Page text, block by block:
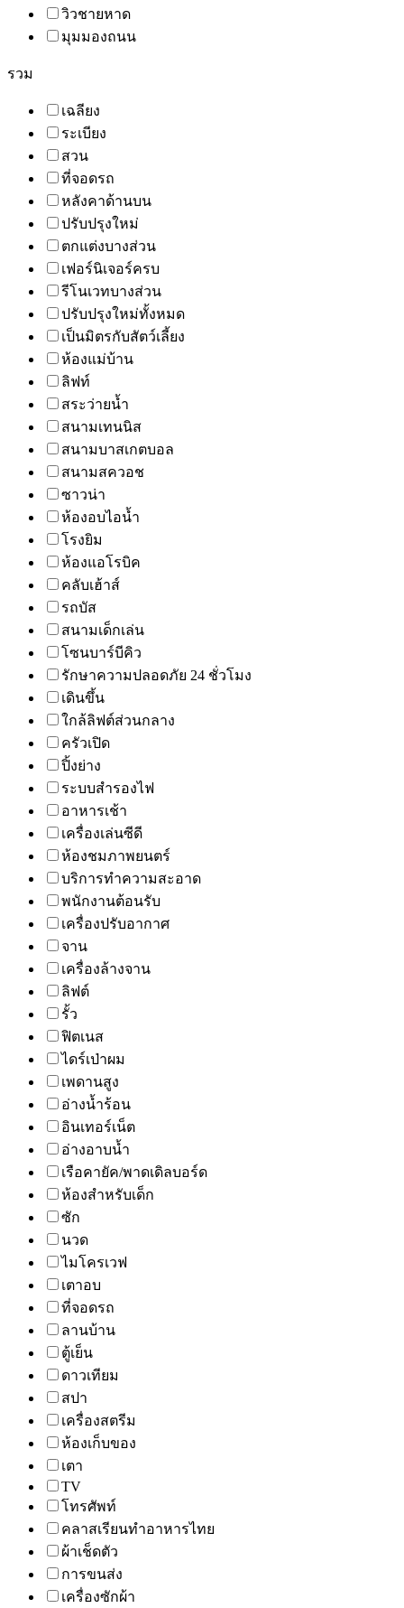
วิวชายหาด
มุมมองถนน
รวม
เฉลียง
ระเบียง
สวน
ที่จอดรถ
หลังคาด้านบน
ปรับปรุงใหม่
ตกแต่งบางส่วน
เฟอร์นิเจอร์ครบ
รีโนเวทบางส่วน
ปรับปรุงใหม่ทั้งหมด
เป็นมิตรกับสัตว์เลี้ยง
ห้องแม่บ้าน
ลิฟท์
สระว่ายน้ำ
สนามเทนนิส
สนามบาสเกตบอล
สนามสควอช
ซาวน่า
ห้องอบไอน้ำ
โรงยิม
ห้องแอโรบิค
คลับเฮ้าส์
รถบัส
สนามเด็กเล่น
โซนบาร์บีคิว
รักษาความปลอดภัย 24 ชั่วโมง
เดินขึ้น
ใกล้ลิฟต์ส่วนกลาง
ครัวเปิด
ปิ้งย่าง
ระบบสำรองไฟ
อาหารเช้า
เครื่องเล่นซีดี
ห้องชมภาพยนตร์
บริการทำความสะอาด
พนักงานต้อนรับ
เครื่องปรับอากาศ
จาน
เครื่องล้างจาน
ลิฟต์
รั้ว
ฟิตเนส
ไดร์เป่าผม
เพดานสูง
อ่างน้ำร้อน
อินเทอร์เน็ต
อ่างอาบน้ำ
เรือคายัค/พาดเดิลบอร์ด
ห้องสำหรับเด็ก
ซัก
นวด
ไมโครเวฟ
เตาอบ
ที่จอดรถ
ลานบ้าน
ตู้เย็น
ดาวเทียม
สปา
เครื่องสตรีม
ห้องเก็บของ
เตา
TV
โทรศัพท์
คลาสเรียนทำอาหารไทย
ผ้าเช็ดตัว
การขนส่ง
เครื่องซักผ้า